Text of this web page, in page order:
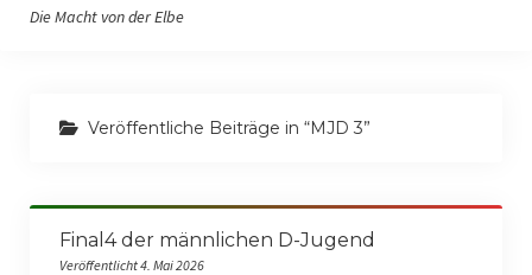
Die Macht von der Elbe
Verein
Geschichte
Veröffentliche Beiträge in “MJD 3”
Final4 der männlichen D-Jugend
Veröffentlicht 4. Mai 2026